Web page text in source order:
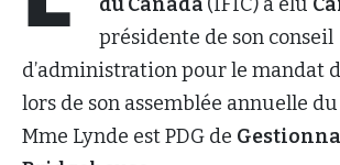
présidente de son conseil
d’administration pour le mandat
lors de son assemblée annuelle
Mme Lynde est PDG de